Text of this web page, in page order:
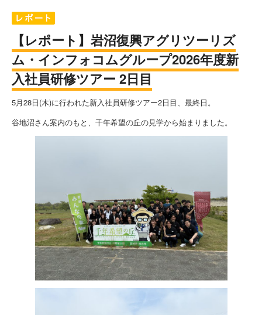
【レポート】岩沼復興アグリツーリズ
ム・インフォコムグループ2026年度新
入社員研修ツアー 2日目
5月28日(木)に行われた新入社員研修ツアー2日目、最終日。
谷地沼さん案内のもと、千年希望の丘の見学から始まりました。